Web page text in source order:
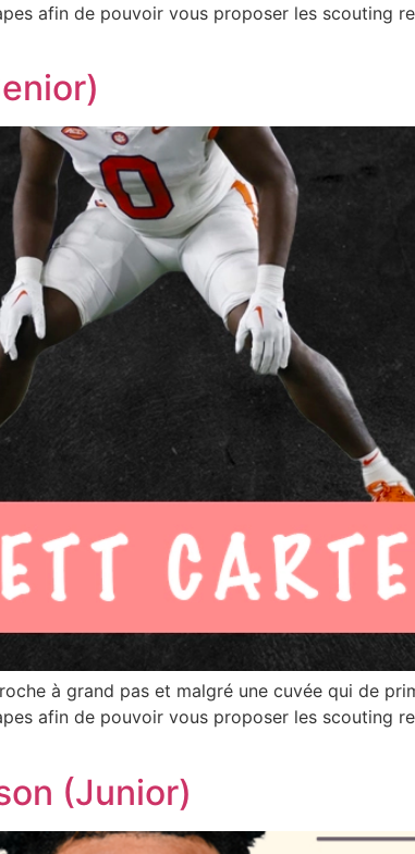
afin de pouvoir vous proposer les
à grand pas et malgré une cuvée qui de
afin de pouvoir vous proposer les
(Junior)